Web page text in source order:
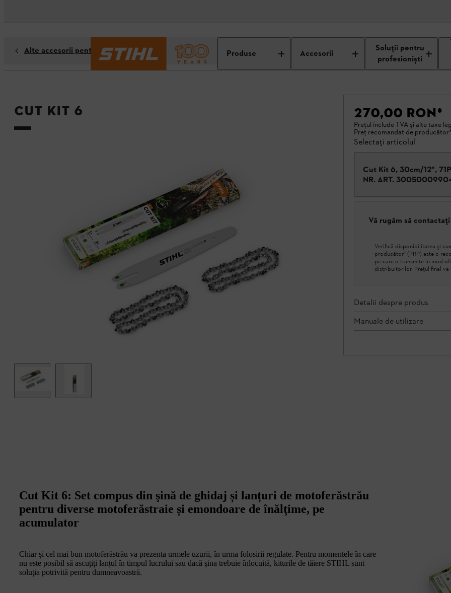
Produse Accesorii
Soluții pentru
profesioniști
Alte accesorii pentru motoferăstraie
Cut Kit 6 270,00 RON*
Preţul include TVA şi alte taxe
Preţ recomandat de producător*
Selectați articolul
Cut Kit 6, 30cm/12",
NR. ART.
Vă rugăm să
Verifică disponibilitatea şi
producător” (PRP) este o
pe care o transmite în mod
distribuitorilor. Prețul final va
Detalii despre produs
Manuale de utilizare
Cut Kit 6: Set compus din şină de ghidaj și lanțuri de motoferăstrău
pentru diverse motoferăstraie și emondoare de înălţime, pe
acumulator
Chiar și cel mai bun motoferăstrău va prezenta urmele uzurii, în urma folosirii regulate. Pentru momentele în care
nu este posibil să ascuțiți lanțul în timpul lucrului sau dacă şina trebuie înlocuită, kiturile de tăiere STIHL sunt
soluția potrivită pentru dumneavoastră.